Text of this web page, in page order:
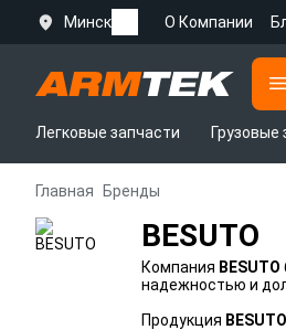
Минск О Компании
Легковые запчасти
Грузовые
Главная Бренды
BESUTO
Компания BESUTO
надежностью и
Продукция BESUTO